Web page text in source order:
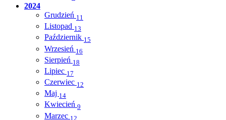
2024
Grudzień 11
Listopad 13
Październik 15
Wrzesień 16
Sierpień 18
Lipiec 17
Czerwiec 12
Maj 14
Kwiecień 9
Marzec 12